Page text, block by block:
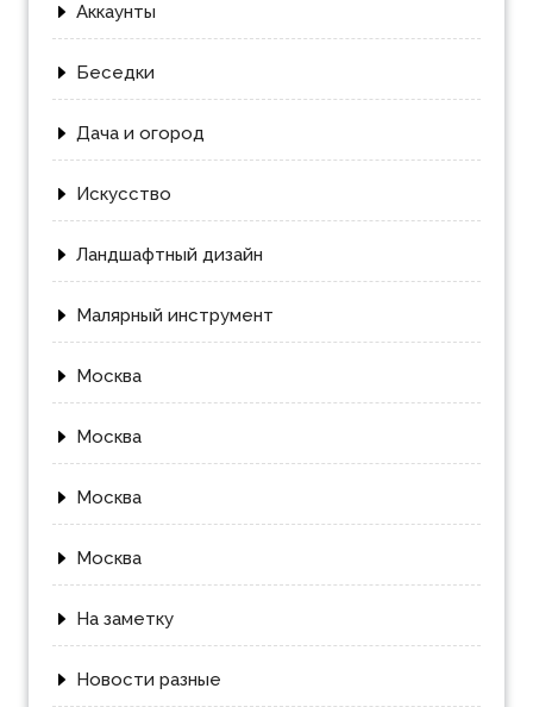
Аккаунты
Беседки
Дача и огород
Искусство
Ландшафтный дизайн
Малярный инструмент
Москва
Москва
Москва
Москва
На заметку
Новости разные